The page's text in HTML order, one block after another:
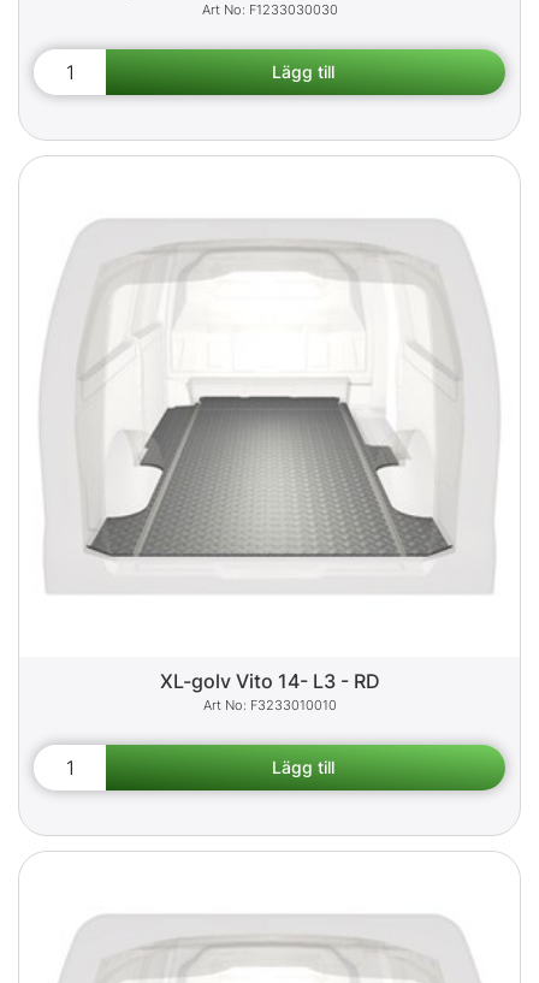
F1233030030
XL-golv Vito 14- L3 - RD
F3233010010